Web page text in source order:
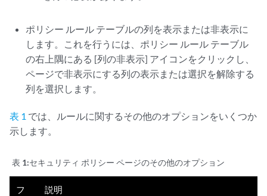
ポリシー ルール テーブルの列を表示または非表示に
します。これを行うには、ポリシー ルール テーブル
の右上隅にある [列の非表示] アイコンをクリックし、
ページで非表示にする列の表示または選択を解除する
列を選択します。
表 1 では、ルールに関するその他のオプションをいくつか
示します。
表 1:セキュリティ ポリシー ページのその他のオプション
フ
説明